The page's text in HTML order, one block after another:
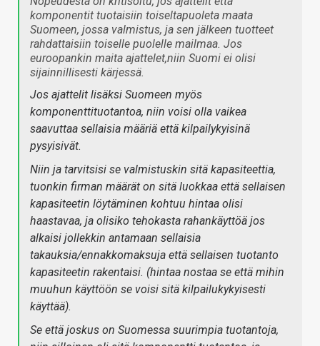
komponentit tuotaisiin toiseltapuoleta maata
Suomeen, jossa valmistus, ja sen jälkeen tuotteet
rahdattaisiin toiselle puolelle mailmaa. Jos
euroopankin maita ajattelet,niin Suomi ei olisi
sijainnillisesti kärjessä.
Jos ajattelit lisäksi Suomeen myös
komponenttituotantoa, niin voisi olla vaikea
saavuttaa sellaisia määriä että kilpailykyisinä
pysyisivät.
Niin ja tarvitsisi se valmistuskin sitä kapasiteettia,
tuonkin firman määrät on sitä luokkaa että sellaisen
kapasiteetin löytäminen kohtuu hintaa olisi
haastavaa, ja olisiko tehokasta rahankäyttöä jos
alkaisi jollekkin antamaan sellaisia
takauksia/ennakkomaksuja että sellaisen tuotanto
kapasiteetin rakentaisi. (hintaa nostaa se että mihin
muuhun käyttöön se voisi sitä kilpailukykyisesti
käyttää).
Se että joskus on Suomessa suurimpia tuotantoja,